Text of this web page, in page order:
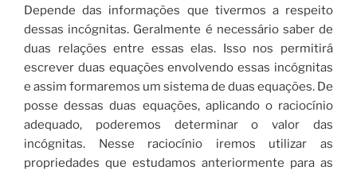
Depende das informações que tivermos a respeito
dessas incógnitas. Geralmente é necessário saber de
duas relações entre essas elas. Isso nos permitirá
escrever duas equações envolvendo essas incógnitas
e assim formaremos um sistema de duas equações. De
posse dessas duas equações, aplicando o raciocínio
adequado, poderemos determinar o valor das
incógnitas. Nesse raciocínio iremos utilizar as
propriedades que estudamos anteriormente para as